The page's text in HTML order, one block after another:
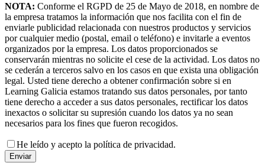
NOTA: Conforme el RGPD de 25 de Mayo de 2018, en nombre de
la empresa tratamos la información que nos facilita con el fin de
enviarle publicidad relacionada con nuestros productos y servicios
por cualquier medio (postal, email o teléfono) e invitarle a eventos
organizados por la empresa. Los datos proporcionados se
conservarán mientras no solicite el cese de la actividad. Los datos no
se cederán a terceros salvo en los casos en que exista una obligación
legal. Usted tiene derecho a obtener confirmación sobre si en
Learning Galicia estamos tratando sus datos personales, por tanto
tiene derecho a acceder a sus datos personales, rectificar los datos
inexactos o solicitar su supresión cuando los datos ya no sean
necesarios para los fines que fueron recogidos.
He leído y acepto la política de privacidad.
Enviar